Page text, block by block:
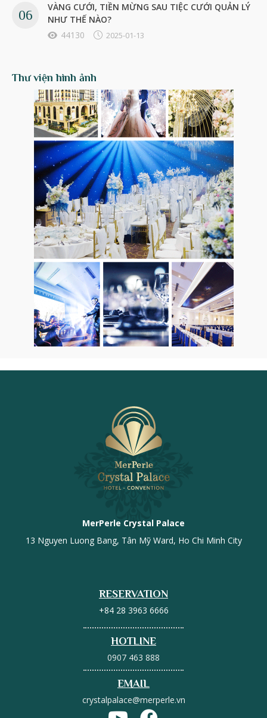
VÀNG CƯỚI, TIỀN MỪNG SAU TIỆC CƯỚI QUẢN LÝ
NHƯ THẾ NÀO?
44130
2025-01-13
Thư viện hình ảnh
MerPerle Crystal Palace
13 Nguyen Luong Bang, Tân Mỹ Ward, Ho Chi Minh City
RESERVATION
+84 28 3963 6666
HOTLINE
0907 463 888
EMAIL
crystalpalace@merperle.vn